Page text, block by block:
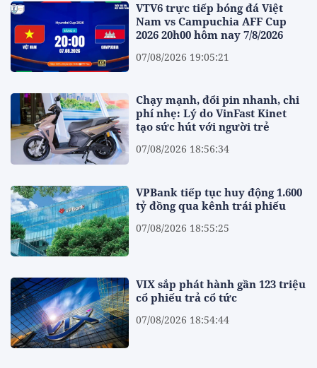
VTV6 trực tiếp bóng đá Việt
Nam vs Campuchia AFF Cup
2026 20h00 hôm nay 7/8/2026
07/08/2026 19:05:21
Chạy mạnh, đổi pin nhanh, chi
phí nhẹ: Lý do VinFast Kinet
tạo sức hút với người trẻ
07/08/2026 18:56:34
VPBank tiếp tục huy động 1.600
tỷ đồng qua kênh trái phiếu
07/08/2026 18:55:25
VIX sắp phát hành gần 123 triệu
cổ phiếu trả cổ tức
07/08/2026 18:54:44